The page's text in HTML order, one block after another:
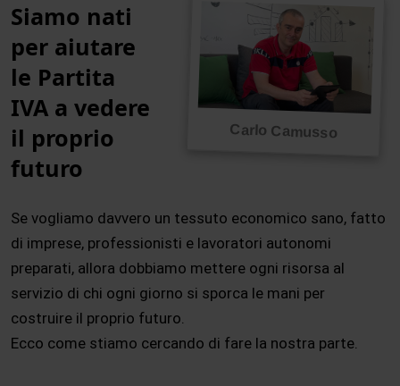
Carlo Camusso
Siamo nati
per aiutare
le Partita
IVA a vedere
il proprio
futuro
Se vogliamo davvero un tessuto economico sano, fatto
di imprese, professionisti e lavoratori autonomi
preparati, allora dobbiamo mettere ogni risorsa al
servizio di chi ogni giorno si sporca le mani per
costruire il proprio futuro.
Ecco come stiamo cercando di fare la nostra parte.